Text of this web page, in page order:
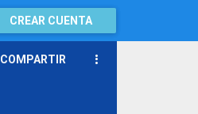
CREAR CUENTA
COMPARTIR